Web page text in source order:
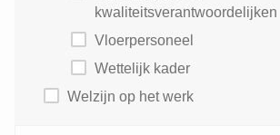
kwaliteitsverantwoordelijken
Vloerpersoneel
Wettelijk kader
Welzijn op het werk